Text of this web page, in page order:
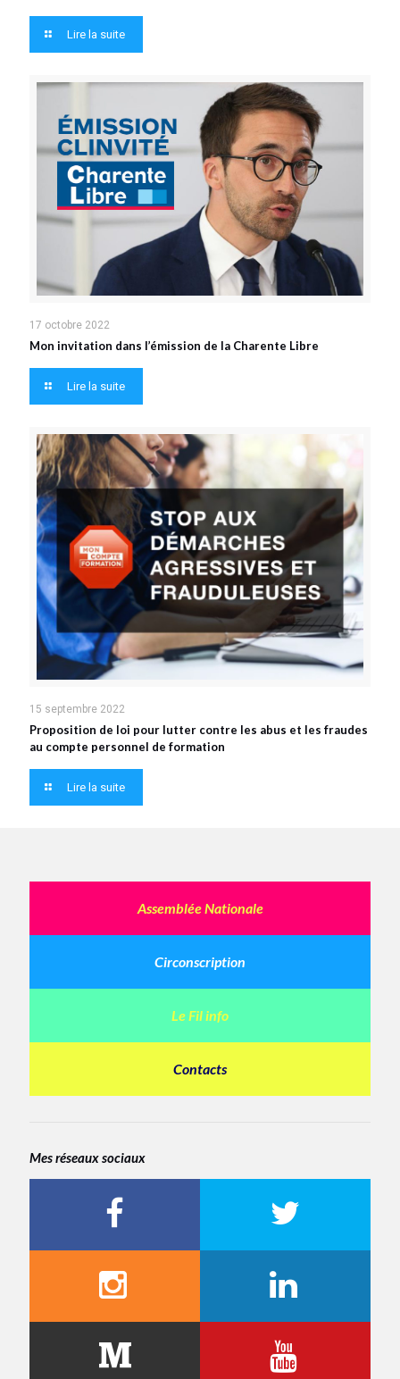
Lire la suite
17 octobre 2022
Mon invitation dans l’émission de la Charente Libre
Lire la suite
15 septembre 2022
Proposition de loi pour lutter contre les abus et les fraudes
au compte personnel de formation
Lire la suite
Assemblée Nationale
Circonscription
Le Fil info
Contacts
Mes réseaux sociaux